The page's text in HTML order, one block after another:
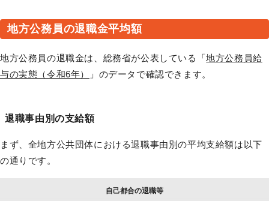
地方公務員の退職金平均額
地方公務員の退職金は、総務省が公表している「地方公務員給
与の実態（令和6年）
」のデータで確認できます。
退職事由別の支給額
まず、全地方公共団体における退職事由別の平均支給額は以下
の通りです。
自己都合の退職等